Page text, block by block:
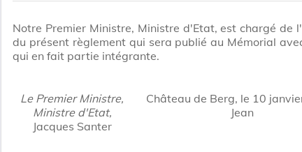
Notre Premier Ministre, Ministre d'Etat, est chargé de
du présent règlement qui sera publié au Mémorial
qui en fait partie intégrante.
Le Premier Ministre,
Ministre d'Etat,
Jacques Santer
Château de Berg, le 10
Jean